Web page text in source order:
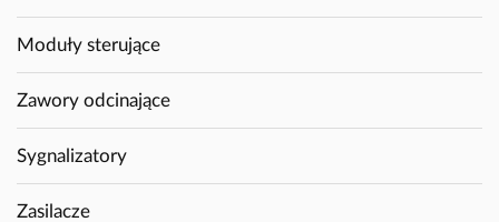
Moduły sterujące
Zawory odcinające
Sygnalizatory
Zasilacze